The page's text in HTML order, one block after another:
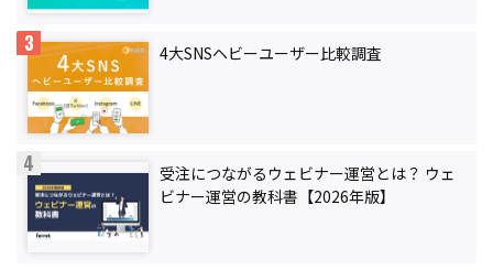
4大SNSヘビーユーザー比較調査
受注につながるウェビナー運営とは？ ウェ
ビナー運営の教科書【2026年版】